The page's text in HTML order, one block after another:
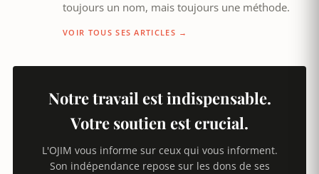
toujours un nom, mais toujours une méthode.
VOIR TOUS SES ARTICLES →
Notre travail est indispensable.
Votre soutien est crucial.
L'OJIM vous informe sur ceux qui vous informent.
Son indépendance repose sur les dons de ses